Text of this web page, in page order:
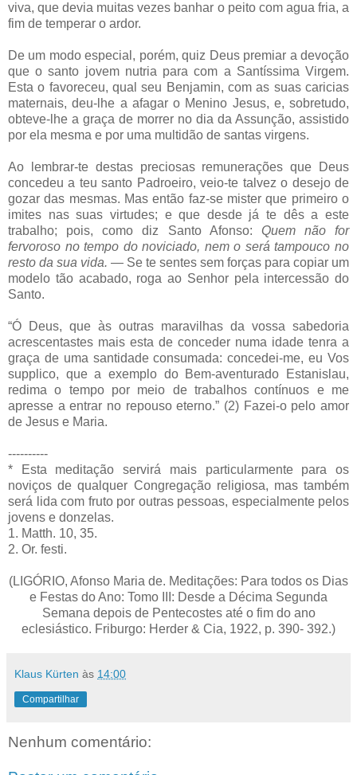
viva, que devia muitas vezes banhar o peito com agua fria, a
fim de temperar o ardor.
De um modo especial, porém, quiz Deus premiar a devoção
que o santo jovem nutria para com a Santíssima Virgem.
Esta o favoreceu, qual seu Benjamin, com as suas caricias
maternais, deu-lhe a afagar o Menino Jesus, e, sobretudo,
obteve-lhe a graça de morrer no dia da Assunção, assistido
por ela mesma e por uma multidão de santas virgens.
Ao lembrar-te destas preciosas remunerações que Deus
concedeu a teu santo Padroeiro, veio-te talvez o desejo de
gozar das mesmas. Mas então faz-se mister que primeiro o
imites nas suas virtudes; e que desde já te dês a este
trabalho; pois, como diz Santo Afonso: Quem não for
fervoroso no tempo do noviciado, nem o será tampouco no
resto da sua vida. — Se te sentes sem forças para copiar um
modelo tão acabado, roga ao Senhor pela intercessão do
Santo.
“Ó Deus, que às outras maravilhas da vossa sabedoria
acrescentastes mais esta de conceder numa idade tenra a
graça de uma santidade consumada: concedei-me, eu Vos
supplico, que a exemplo do Bem-aventurado Estanislau,
redima o tempo por meio de trabalhos contínuos e me
apresse a entrar no repouso eterno.” (2) Fazei-o pelo amor
de Jesus e Maria.
----------
* Esta meditação servirá mais particularmente para os
noviços de qualquer Congregação religiosa, mas também
será lida com fruto por outras pessoas, especialmente pelos
jovens e donzelas.
1. Matth. 10, 35.
2. Or. festi.
(LIGÓRIO, Afonso Maria de. Meditações: Para todos os Dias
e Festas do Ano: Tomo III: Desde a Décima Segunda
Semana depois de Pentecostes até o fim do ano
eclesiástico. Friburgo: Herder & Cia, 1922, p. 390- 392.)
Klaus Kürten às 14:00
Compartilhar
Nenhum comentário: